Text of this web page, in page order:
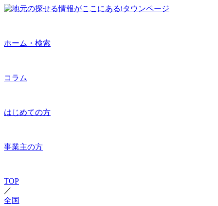
ホーム・検索
コラム
はじめての方
事業主の方
TOP
／
全国